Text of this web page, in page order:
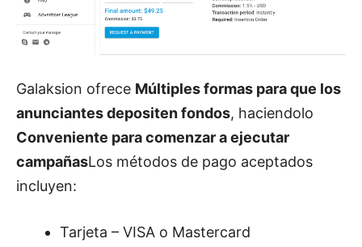
Galaksion ofrece Múltiples formas para que los
anunciantes depositen fondos, haciendolo
Conveniente para comenzar a ejecutar
campañasLos métodos de pago aceptados
incluyen:
Tarjeta – VISA o Mastercard